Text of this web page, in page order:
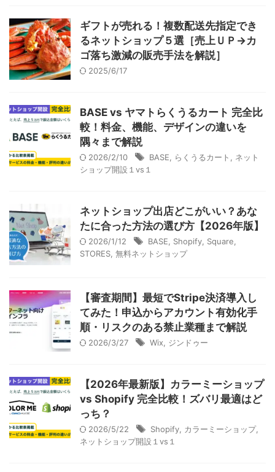
ギフトが売れる！複数配送先指定でき
るネットショップ５選［売上ＵＰ→カ
ゴ落ち激減の販売手法を解説］
2025/6/17
BASE vs ヤマトらくうるカート 完全比
較！料金、機能、デザインの違いを
隅々まで解説
2026/2/10 BASE らくうるカート
ネット
ショップ開設１vs１
ネットショップ出店どこがいい？あな
たに合った方法の選び方【2026年版】
2026/1/12 BASE Shopify Square
STORES 無料ネットショップ
【審査期間】最短でStripe決済導入し
てみた！申込からアカウント有効化手
順・リスクのある禁止業種まで解説
2026/3/27 Wix ジンドゥー
【2026年最新版】カラーミーショップ
vs Shopify 完全比較！ズバリ最適はど
っち？
2026/5/22 Shopify カラーミーショップ,
ネットショップ開設１vs１